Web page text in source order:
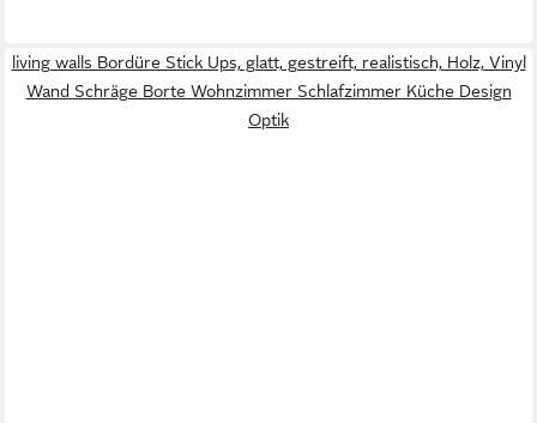
living walls Bordüre Stick Ups, glatt, gestreift, realistisch, Holz, Vinyl
Wand Schräge Borte Wohnzimmer Schlafzimmer Küche Design
Optik